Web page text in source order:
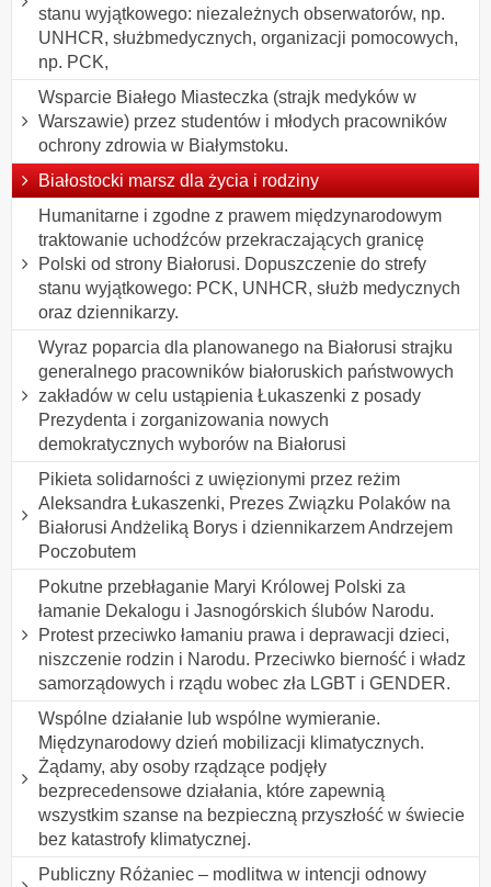
stanu wyjątkowego: niezależnych obserwatorów, np.
UNHCR, służbmedycznych, organizacji pomocowych,
np. PCK,
Wsparcie Białego Miasteczka (strajk medyków w
Warszawie) przez studentów i młodych pracowników
ochrony zdrowia w Białymstoku.
Białostocki marsz dla życia i rodziny
Humanitarne i zgodne z prawem międzynarodowym
traktowanie uchodźców przekraczających granicę
Polski od strony Białorusi. Dopuszczenie do strefy
stanu wyjątkowego: PCK, UNHCR, służb medycznych
oraz dziennikarzy.
Wyraz poparcia dla planowanego na Białorusi strajku
generalnego pracowników białoruskich państwowych
zakładów w celu ustąpienia Łukaszenki z posady
Prezydenta i zorganizowania nowych
demokratycznych wyborów na Białorusi
Pikieta solidarności z uwięzionymi przez reżim
Aleksandra Łukaszenki, Prezes Związku Polaków na
Białorusi Andżeliką Borys i dziennikarzem Andrzejem
Poczobutem
Pokutne przebłaganie Maryi Królowej Polski za
łamanie Dekalogu i Jasnogórskich ślubów Narodu.
Protest przeciwko łamaniu prawa i deprawacji dzieci,
niszczenie rodzin i Narodu. Przeciwko bierność i władz
samorządowych i rządu wobec zła LGBT i GENDER.
Wspólne działanie lub wspólne wymieranie.
Międzynarodowy dzień mobilizacji klimatycznych.
Żądamy, aby osoby rządzące podjęły
bezprecedensowe działania, które zapewnią
wszystkim szanse na bezpieczną przyszłość w świecie
bez katastrofy klimatycznej.
Publiczny Różaniec – modlitwa w intencji odnowy